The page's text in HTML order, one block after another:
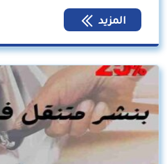
المزيد